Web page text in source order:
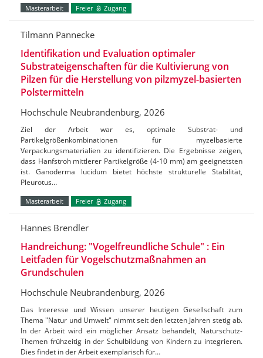
Masterarbeit Freier Zugang
Tilmann Pannecke
Identifikation und Evaluation optimaler
Substrateigenschaften für die Kultivierung von
Pilzen für die Herstellung von pilzmyzel-basierten
Polstermitteln
Hochschule Neubrandenburg, 2026
Ziel der Arbeit war es, optimale Substrat- und
Partikelgrößenkombinationen für myzelbasierte
Verpackungsmaterialien zu identifizieren. Die Ergebnisse zeigen,
dass Hanfstroh mittlerer Partikelgröße (4-10 mm) am geeignetsten
ist. Ganoderma lucidum bietet höchste strukturelle Stabilität,
Pleurotus…
Masterarbeit Freier Zugang
Hannes Brendler
Handreichung: "Vogelfreundliche Schule" : Ein
Leitfaden für Vogelschutzmaßnahmen an
Grundschulen
Hochschule Neubrandenburg, 2026
Das Interesse und Wissen unserer heutigen Gesellschaft zum
Thema "Natur und Umwelt" nimmt seit den letzten Jahren stetig ab.
In der Arbeit wird ein möglicher Ansatz behandelt, Naturschutz-
Themen frühzeitig in der Schulbildung von Kindern zu integrieren.
Dies findet in der Arbeit exemplarisch für…